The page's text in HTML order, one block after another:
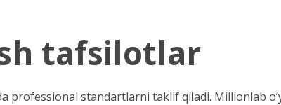
tafsilotlar
professional standartlarni taklif qiladi. Millionlab